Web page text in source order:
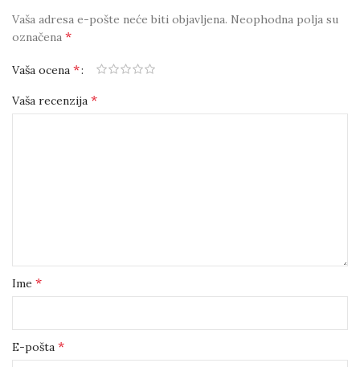
Vaša adresa e-pošte neće biti objavljena. Neophodna polja su
označena *
Vaša ocena *
Vaša recenzija *
Ime *
E-pošta *